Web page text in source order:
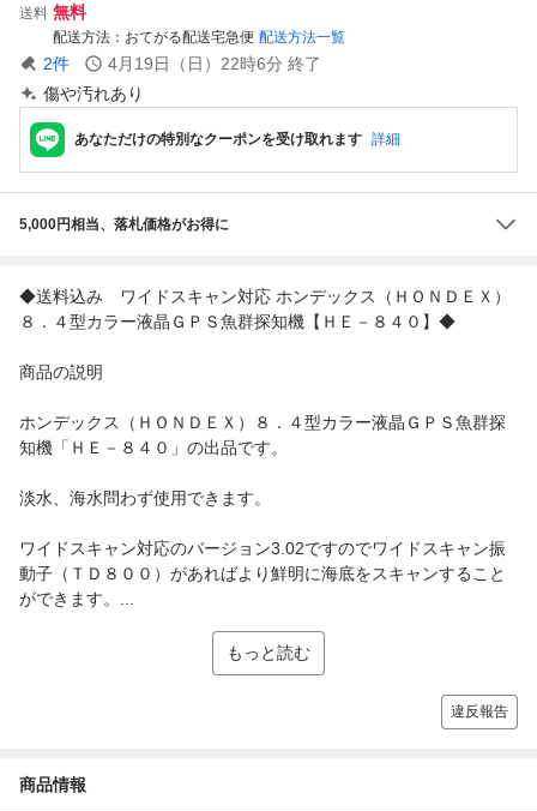
送料 無料
配送方法 おてがる配送宅急便 配送方法一覧
2件 4月19日（日）22時6分 終了
傷や汚れあり
あなただけの特別なクーポンを受け取れます 詳細
5,000円相当、落札価格がお得に
◆送料込み ワイドスキャン対応 ホンデックス（ＨＯＮＤＥＸ）
８．４型カラー液晶ＧＰＳ魚群探知機【ＨＥ－８４０】◆
商品の説明
ホンデックス（ＨＯＮＤＥＸ）８．４型カラー液晶ＧＰＳ魚群探
知機「ＨＥ－８４０」の出品です。
淡水、海水問わず使用できます。
ワイドスキャン対応のバージョン3.02ですのでワイドスキャン振
動子（ＴＤ８００）があればより鮮明に海底をスキャンすること
ができます。...
もっと読む
違反報告
商品情報